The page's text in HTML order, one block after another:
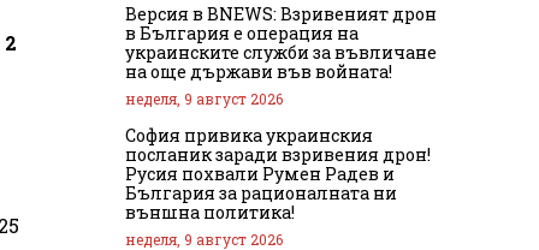
Версия в BNEWS: Взривеният дрон
в България е операция на
украинските служби за въвличане
на още държави във войната!
неделя, 9 август 2026
София привика украинския
посланик заради взривения дрон!
Русия похвали Румен Радев и
България за рационалната ни
външна политика!
неделя, 9 август 2026